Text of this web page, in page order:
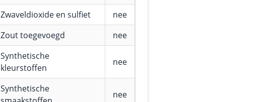
Zwaveldioxide en sulfiet
nee
Zout toegevoegd
nee
Synthetische
kleurstoffen
nee
Synthetische
nee